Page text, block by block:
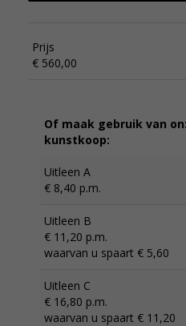
Prijs
€ 560,00
Of maak gebruik van
kunstkoop:
Uitleen A
€ 8,40 p.m.
Uitleen B
€ 11,20 p.m.
waarvan u spaart € 5,60
Uitleen C
€ 16,80 p.m.
waarvan u spaart € 11,20